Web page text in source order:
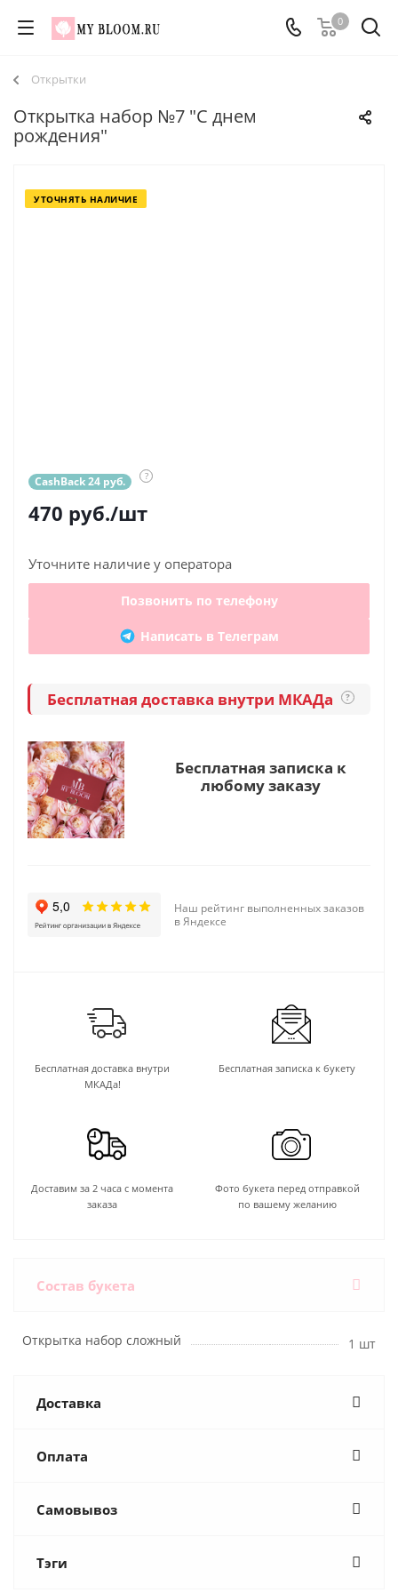
0
Открытки
Открытка набор №7 "С днем
рождения"
УТОЧНЯТЬ НАЛИЧИЕ
CashBack 24 руб. ?
470 руб./шт
Уточните наличие у оператора
Позвонить по телефону
Написать в Телеграм
Бесплатная доставка внутри МКАДа ?
Бесплатная записка к
любому заказу
Наш рейтинг выполненных заказов
в Яндексе
Бесплатная доставка внутри
МКАДа!
Бесплатная записка к букету
Доставим за 2 часа с момента
заказа
Фото букета перед отправкой
по вашему желанию
Состав букета
Открытка набор сложный 1 шт
Доставка
Оплата
Самовывоз
Тэги